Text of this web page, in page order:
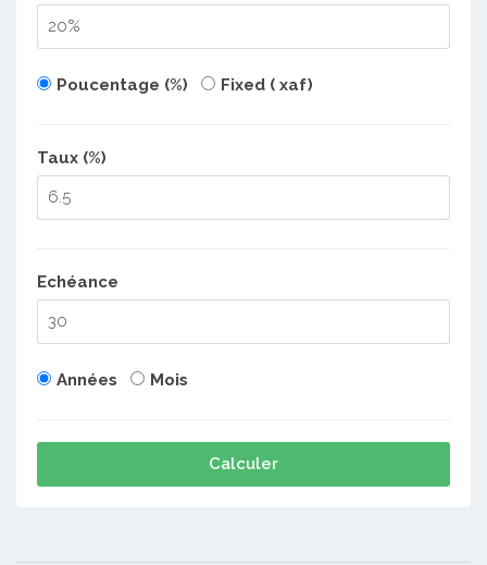
Poucentage (%) Fixed ( xaf)
Taux (%)
Echéance
Années Mois
Calculer